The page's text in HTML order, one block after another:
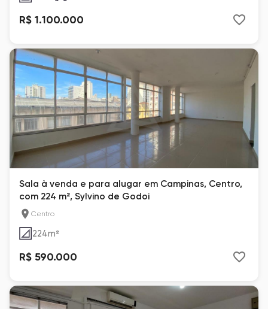
R$ 1.100.000
Sala à venda e para alugar em Campinas, Centro,
com 224 m², Sylvino de Godoi
Centro
224m²
R$ 590.000